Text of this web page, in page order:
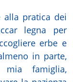
pratica dei
legna per
erbe e
in parte,
famiglia,